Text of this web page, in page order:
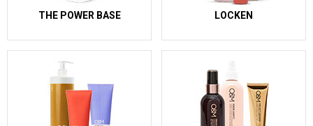
THE POWER BASE LOCKEN